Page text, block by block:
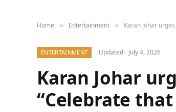
Home » Entertainment » Karan Johar
ENTERTAINMENT Updated: July 4, 2026
Karan Johar
“Celebrate